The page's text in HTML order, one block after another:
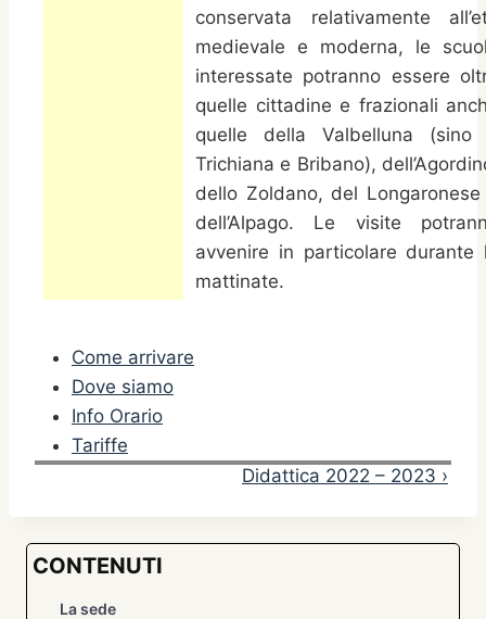
conservata relativamente
medievale e moderna, le
interessate potranno essere
quelle cittadine e frazionali
quelle della Valbelluna (sino
Trichiana e Bribano),
dello Zoldano, del Longaronese
dell’Alpago. Le visite
avvenire in particolare durante
mattinate.
Come arrivare
Dove siamo
Info Orario
Tariffe
Didattica 2022 – 2023 ›
CONTENUTI
La sede